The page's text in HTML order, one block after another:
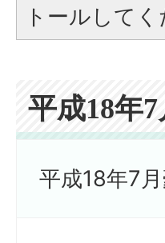
トールしてく
平成18年
平成18年7